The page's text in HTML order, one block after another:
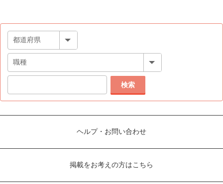
検索
ヘルプ・お問い合わせ
掲載をお考えの方はこちら